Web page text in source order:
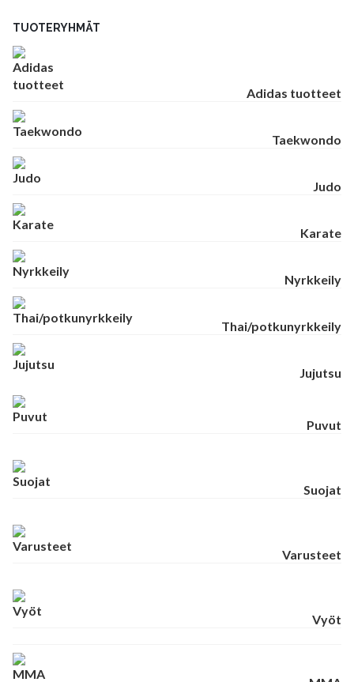
TUOTERYHMÄT
Adidas tuotteet
Taekwondo
Judo
Karate
Nyrkkeily
Thai/potkunyrkkeily
Jujutsu
Puvut
Suojat
Varusteet
Vyöt